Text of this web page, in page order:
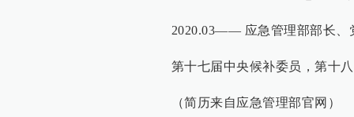
2020.03—— 应急管理部部长、
第十七届中央候补委员，第十
（简历来自应急管理部官网）